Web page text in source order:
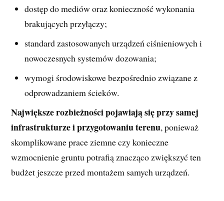
dostęp do mediów oraz konieczność wykonania
brakujących przyłączy;
standard zastosowanych urządzeń ciśnieniowych i
nowoczesnych systemów dozowania;
wymogi środowiskowe bezpośrednio związane z
odprowadzaniem ścieków.
Największe rozbieżności pojawiają się przy samej
infrastrukturze i przygotowaniu terenu, ponieważ
skomplikowane prace ziemne czy konieczne
wzmocnienie gruntu potrafią znacząco zwiększyć ten
budżet jeszcze przed montażem samych urządzeń.